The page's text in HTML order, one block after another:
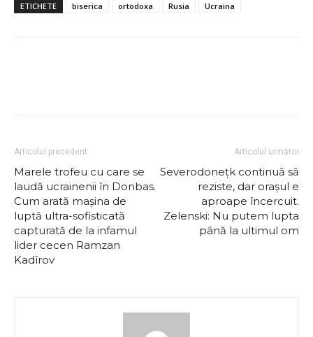
ETICHETE biserica ortodoxa Rusia Ucraina
Articolul precedent
Marele trofeu cu care se
laudă ucrainenii în Donbas.
Cum arată mașina de
luptă ultra-sofisticată
capturată de la infamul
lider cecen Ramzan
Kadîrov
Articolul următor
Severodoneţk continuă să
reziste, dar orașul e
aproape încercuit.
Zelenski: Nu putem lupta
până la ultimul om